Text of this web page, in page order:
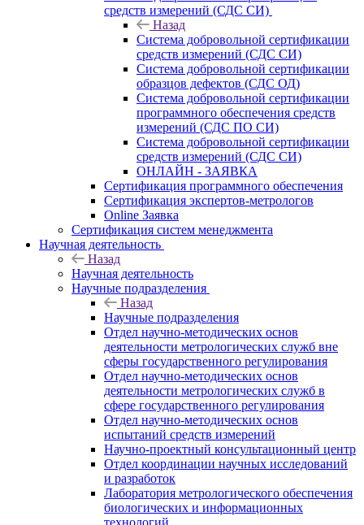
средств измерений (СДС СИ)
Назад
Система добровольной сертификации
средств измерений (СДС СИ)
Система добровольной сертификации
образцов дефектов (СДС ОД)
Система добровольной сертификации
программного обеспечения средств
измерений (СДС ПО СИ)
Система добровольной сертификации
средств измерений (СДС СИ)
ОНЛАЙН - ЗАЯВКА
Сертификация программного обеспечения
Сертификация экспертов-метрологов
Online Заявка
Сертификация систем менеджмента
Научная деятельность
Назад
Научная деятельность
Научные подразделения
Назад
Научные подразделения
Отдел научно-методических основ
деятельности метрологических служб вне
сферы государственного регулирования
Отдел научно-методических основ
деятельности метрологических служб в
сфере государственного регулирования
Отдел научно-методических основ
испытаний средств измерений
Научно-проектный консультационный центр
Отдел координации научных исследований
и разработок
Лаборатория метрологического обеспечения
биологических и информационных
технологий